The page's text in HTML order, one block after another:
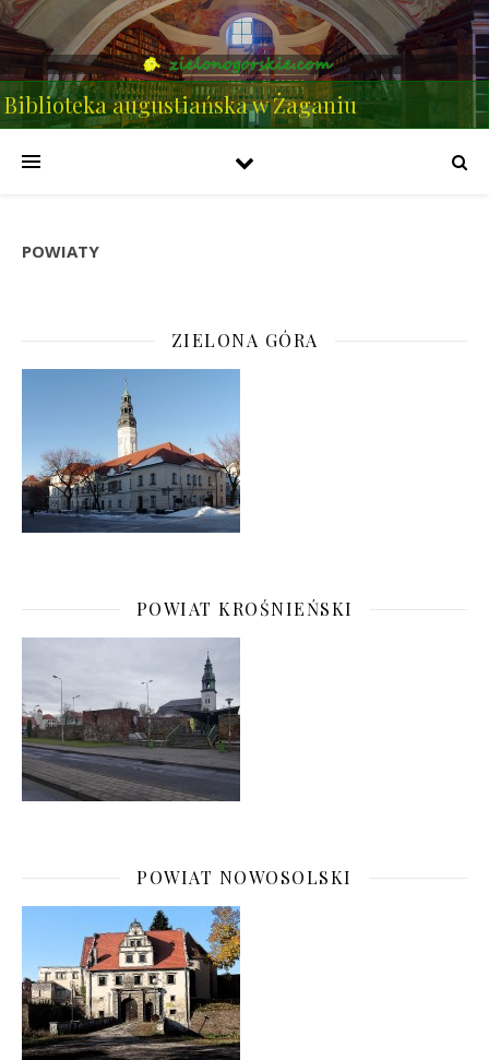
Biblioteka augustiańska w Żaganiu
POWIATY
ZIELONA GÓRA
POWIAT KROŚNIEŃSKI
POWIAT NOWOSOLSKI